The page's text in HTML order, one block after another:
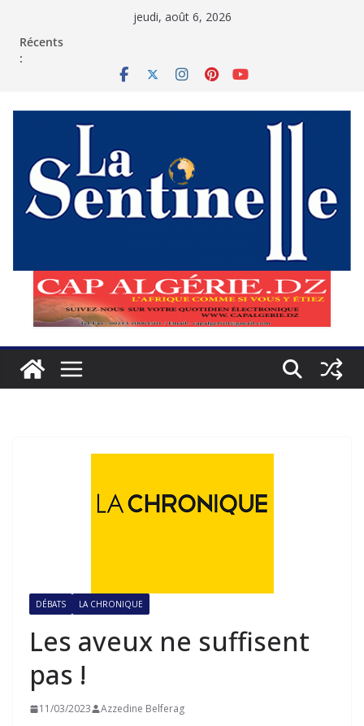
jeudi, août 6, 2026
Récents
:
DÉBATS LA CHRONIQUE
Les aveux ne suffisent
pas !
11/03/2023 Azzedine Belferag